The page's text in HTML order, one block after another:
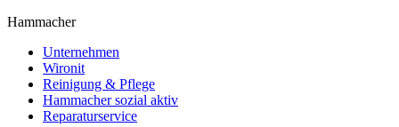
Hammacher
Unternehmen
Wironit
Reinigung & Pflege
Hammacher sozial aktiv
Reparaturservice